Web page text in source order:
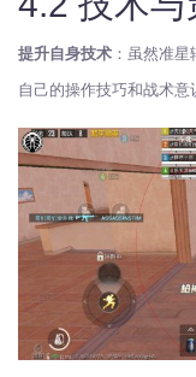
提升自身技术 ：虽然准
自己的操作技巧和战术意